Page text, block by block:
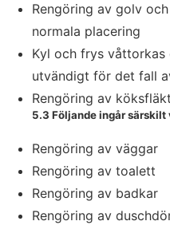
Rengöring av golv
normala placering
Kyl och frys
utvändigt för det fall
Rengöring av
5.3 Följande ingår
Rengöring av väggar
Rengöring av toalett
Rengöring av badkar
Rengöring av